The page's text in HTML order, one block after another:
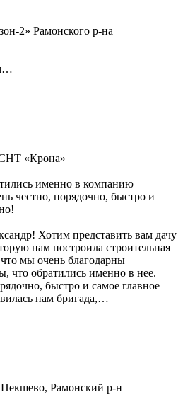
2» Рамонского р-на
«Крона»
именно в компанию
честно, порядочно, быстро и
Хотим представить вам дачу
нам построила строительная
мы очень благодарны
что обратились именно в нее.
быстро и самое главное –
нам бригада,…
Рамонский р-н